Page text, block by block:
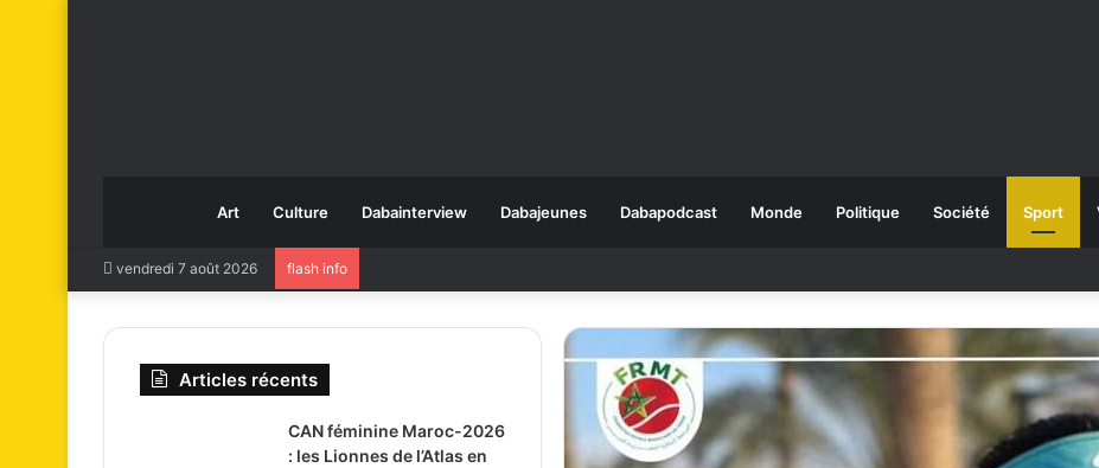
Art Culture Dabainterview Dabajeunes Dabapodcast Monde Politique Société Sport
vendredi 7 août 2026 flash info
Articles récents
CAN féminine Maroc-2026
: les Lionnes de l’Atlas en